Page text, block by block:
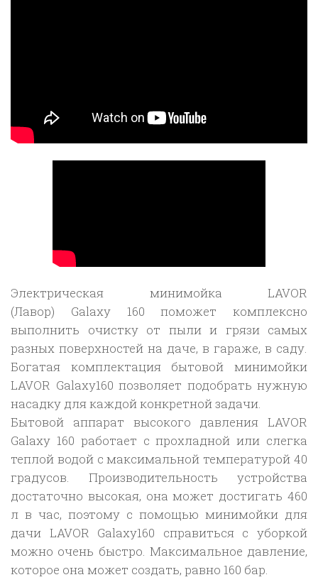
Электрическая минимойка LAVOR
(Лавор) Galaxy 160 поможет комплексно
выполнить очистку от пыли и грязи самых
разных поверхностей на даче, в гараже, в саду.
Богатая комплектация бытовой минимойки
LAVOR Galaxy160 позволяет подобрать нужную
насадку для каждой конкретной задачи.
Бытовой аппарат высокого давления LAVOR
Galaxy 160 работает с прохладной или слегка
теплой водой с максимальной температурой 40
градусов. Производительность устройства
достаточно высокая, она может достигать 460
л в час, поэтому с помощью минимойки для
дачи LAVOR Galaxy160 справиться с уборкой
можно очень быстро. Максимальное давление,
которое она может создать, равно 160 бар.